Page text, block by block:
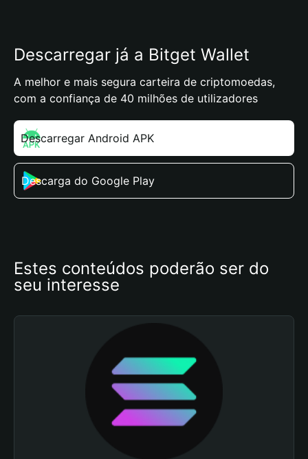
Descarregar já a Bitget Wallet
A melhor e mais segura carteira de criptomoedas,
com a confiança de 40 milhões de utilizadores
Descarregar Android APK
Descarga do Google Play
Estes conteúdos poderão ser do
seu interesse